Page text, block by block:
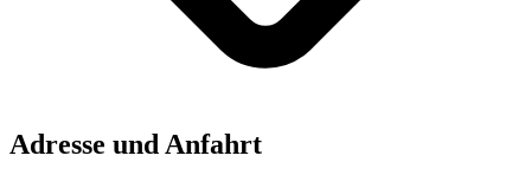
Adresse und Anfahrt